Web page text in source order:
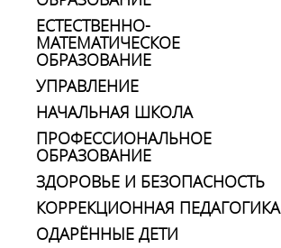
ЕСТЕСТВЕННО-
МАТЕМАТИЧЕСКОЕ
ОБРАЗОВАНИЕ
УПРАВЛЕНИЕ
НАЧАЛЬНАЯ ШКОЛА
ПРОФЕССИОНАЛЬНОЕ
ОБРАЗОВАНИЕ
ЗДОРОВЬЕ И БЕЗОПАСНОСТЬ
КОРРЕКЦИОННАЯ ПЕДАГОГИКА
ОДАРЁННЫЕ ДЕТИ